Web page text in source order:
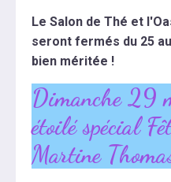
Le Salon de Thé et
seront fermés du 25
bien méritée !
Dimanche 29
étoilé spécial
Martine